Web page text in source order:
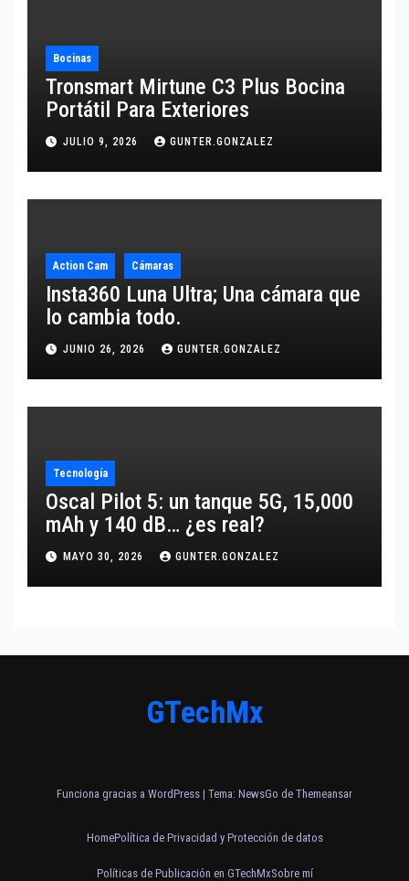
Bocinas
Tronsmart Mirtune C3 Plus Bocina
Portátil Para Exteriores
JULIO 9, 2026 GUNTER.GONZALEZ
Action Cam Cámaras
Insta360 Luna Ultra; Una cámara que
lo cambia todo.
JUNIO 26, 2026 GUNTER.GONZALEZ
Tecnología
Oscal Pilot 5: un tanque 5G, 15,000
mAh y 140 dB… ¿es real?
MAYO 30, 2026 GUNTER.GONZALEZ
GTechMx
Funciona gracias a WordPress | Tema: NewsGo de Themeansar
HomePolítica de Privacidad y Protección de datos
Políticas de Publicación en GTechMxSobre mí